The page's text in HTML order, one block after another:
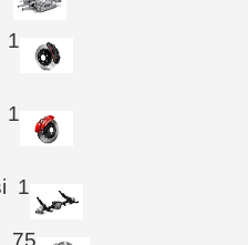
1
1
1
75